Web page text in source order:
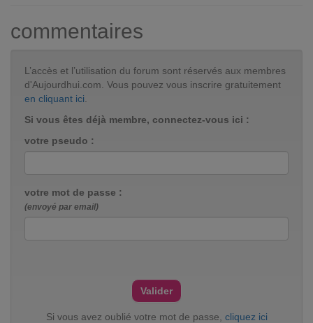
commentaires
L’accès et l’utilisation du forum sont réservés aux membres
d'Aujourdhui.com. Vous pouvez vous inscrire gratuitement
en cliquant ici
Si vous êtes déjà membre, connectez-vous ici :
votre pseudo :
votre mot de passe :
(envoyé par email)
Si vous avez oublié votre mot de passe, cliquez ici